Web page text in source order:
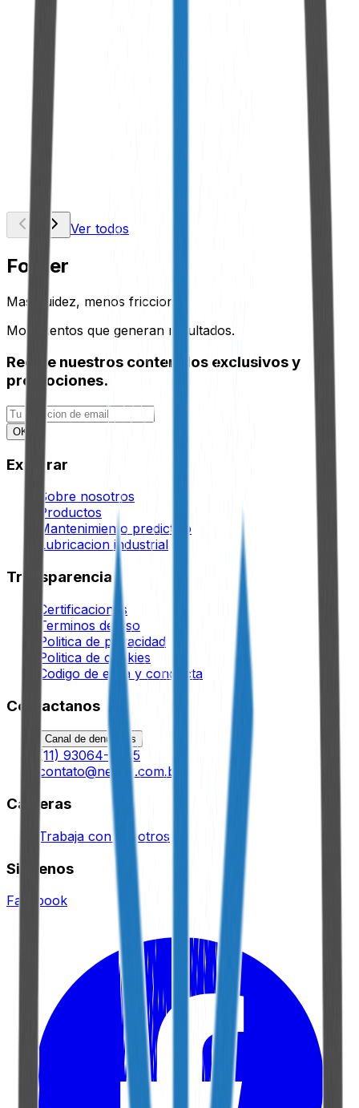
Bomba de Muestreo Manual
Ver Producto
Adaptador para Recolección de Aceite
Ver Producto
Ver todos
Footer
Mas fluidez, menos friccion.
Movimientos que generan resultados.
Recibe nuestros contenidos exclusivos y
promociones.
OK
Explorar
Sobre nosotros
Productos
Mantenimiento predictivo
Lubricacion industrial
Transparencia
Certificaciones
Terminos de uso
Politica de privacidad
Politica de cookies
Codigo de etica y conducta
Contactanos
Canal de denuncias
(11) 93064-9695
contato@nexux.com.br
Carreras
Trabaja con nosotros
Siguenos
Facebook